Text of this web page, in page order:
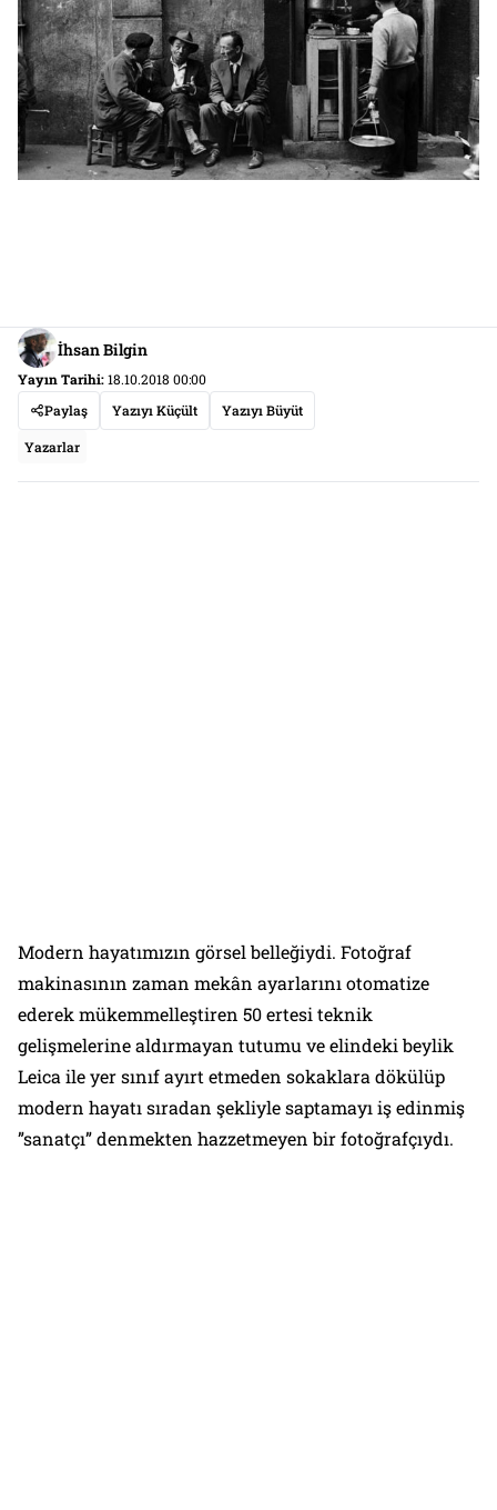
İhsan Bilgin
Yayın Tarihi:18.10.2018 00:00
Paylaş
Yazıyı Küçült Yazıyı Büyüt
Yazarlar
Modern hayatımızın görsel belleğiydi. Fotoğraf
makinasının zaman mekân ayarlarını otomatize
ederek mükemmelleştiren 50 ertesi teknik
gelişmelerine aldırmayan tutumu ve elindeki beylik
Leica ile yer sınıf ayırt etmeden sokaklara dökülüp
modern hayatı sıradan şekliyle saptamayı iş edinmiş
”sanatçı” denmekten hazzetmeyen bir fotoğrafçıydı.